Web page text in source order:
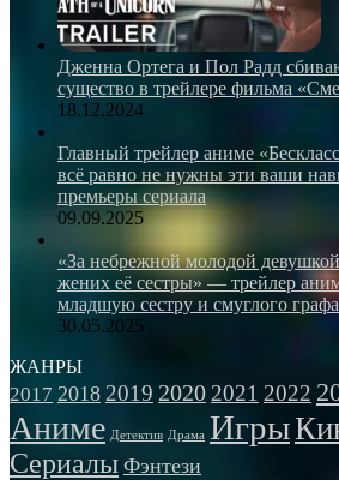
Дженна Ортега и Пол Радд
существо в трейлере фильма
18.12.2024
Главный трейлер аниме
всё равно не нужны эти ваши
премьеры сериала
09.09.2025
«За небрежной молодой
жених её сестры» — трейлер
младшую сестру и смуглого графа
30.05.2025
ЖАНРЫ
2017 2018 2019 2020 2021 2022
Аниме Детектив Драма Игры
Сериалы Фэнтези